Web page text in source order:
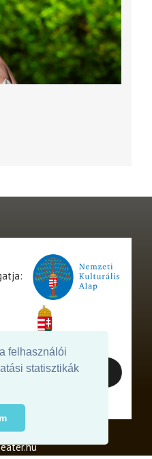
felhasználói
statisztikák